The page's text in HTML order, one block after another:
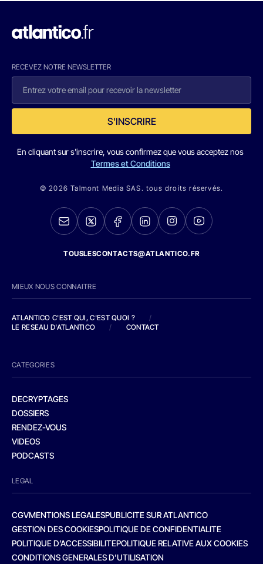
RECEVEZ NOTRE NEWSLETTER
S'INSCRIRE
En cliquant sur s'inscrire, vous confirmez que vous acceptez nos
Termes et Conditions
© 2026 Talmont Media SAS. tous droits réservés.
TOUSLESCONTACTS@ATLANTICO.FR
MIEUX NOUS CONNAITRE
ATLANTICO C'EST QUI, C'EST QUOI ?
/
LE RESEAU D'ATLANTICO
/ CONTACT
CATEGORIES
DECRYPTAGES
DOSSIERS
RENDEZ-VOUS
VIDEOS
PODCASTS
LEGAL
CGVMENTIONS LEGALESPUBLICITE SUR ATLANTICO
GESTION DES COOKIESPOLITIQUE DE CONFIDENTIALITE
POLITIQUE D’ACCESSIBILITEPOLITIQUE RELATIVE AUX COOKIES
CONDITIONS GENERALES D’UTILISATION